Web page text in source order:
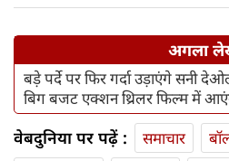
अगला
बड़े पर्दे पर फिर गर्दा उड़ाएंगे सनी
बिग बजट एक्शन थ्रिलर फिल्म में
वेबदुनिया पर पढ़ें : समाचार